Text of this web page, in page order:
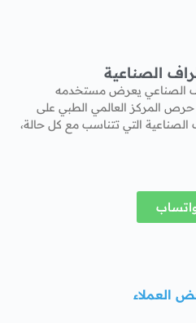
الصناعية
الصناعي يعرض مستخدمه
المركز العالمي الطبي على
التي تتناسب مع كل حالة،
العملاء